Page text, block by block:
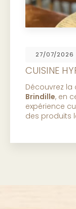
06/07/2026
LE
commence
maison,
fromages